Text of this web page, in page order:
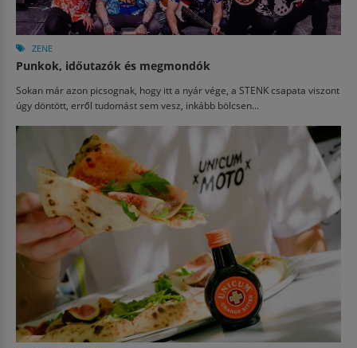
ZENE
Punkok, időutazók és megmondók
Sokan már azon picsognak, hogy itt a nyár vége, a STENK csapata viszont
úgy döntött, erről tudomást sem vesz, inkább bölcsen...